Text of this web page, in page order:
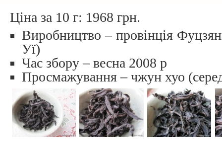
Ціна за 10 г: 1968 грн.
Виробництво – провінція
Уї)
Час збору – весна 2008 р
Просмажування – чжун хуо